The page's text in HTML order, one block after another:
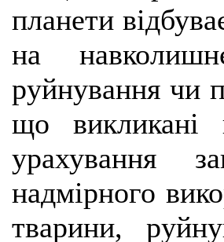
планети
на
руйнування чи
що викликані
урахування
надмірного
тварини,